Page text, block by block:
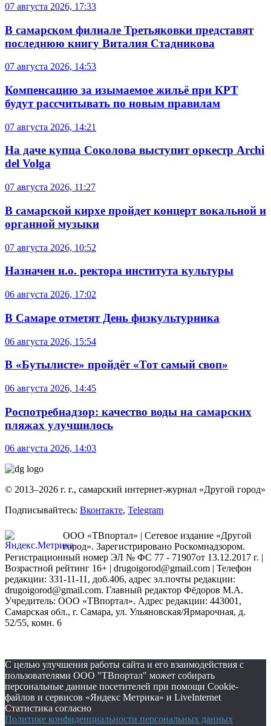
07 августа 2026, 17:33
В самарском филиале Третьяковки представят
последнюю книгу Виталия Стадникова
07 августа 2026, 14:53
Компенсацию за изымаемое жильё при КРТ
будут рассчитывать по новым правилам
07 августа 2026, 14:21
На даче купца Соколова выступит оркестр Archi
del Volga
07 августа 2026, 11:27
В самарской кирхе пройдет концерт вокальной и
органной музыки
07 августа 2026, 10:52
Назначен и.о. ректора института культуры
06 августа 2026, 17:02
В Самаре отметят День физкультурника
06 августа 2026, 15:54
В «Бутылисте» пройдёт «Тот самый своп»
06 августа 2026, 14:45
Роспотребнадзор: качество воды на самарских
пляжах улучшилось
06 августа 2026, 14:03
© 2013–2026 г. г., самарский интернет-журнал «Другой город»
Подписывайтесь: Вконтакте, Telegram
ООО «ТВпортал» | Сетевое издание «Другой
город». Зарегистрировано Роскомнадзором.
Регистрационный номер ЭЛ № ФС 77 - 71907от 13.12.2017 г. |
Возрастной рейтинг 16+ | drugoigorod@gmail.com | Телефон
редакции: 331-11-11, доб.406, адрес эл.почты редакции:
drugoigorod@gmail.com. Главный редактор Фёдоров М.А.
Учредитель: ООО «ТВпортал». Адрес редакции: 443001,
Самарская обл., г. Самара, ул. Ульяновская/Ярмарочная, д.
52/55, комн. 6
С целью улучшения работы сайта и его взаимодействия с
пользователями ООО "ТВпортал" может собирать
персональные данные посетителей при помощи Cookie-
файлов и сервисов «Яндекс Метрика» и LiveInternet
Статистика согласно
Политике конфиденциальности персональных данных